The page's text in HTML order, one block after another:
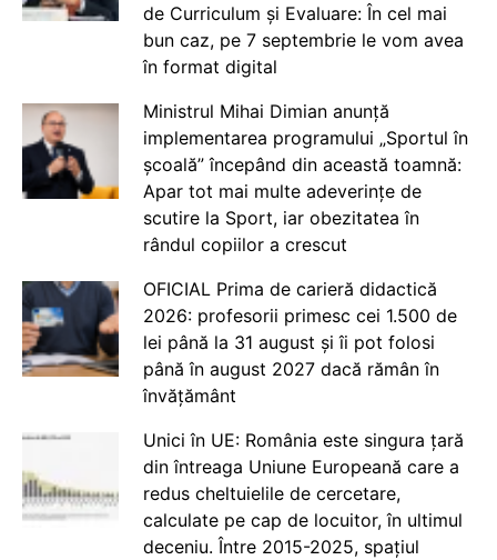
de Curriculum și Evaluare: În cel mai
bun caz, pe 7 septembrie le vom avea
în format digital
Ministrul Mihai Dimian anunță
implementarea programului „Sportul în
școală” începând din această toamnă:
Apar tot mai multe adeverințe de
scutire la Sport, iar obezitatea în
rândul copiilor a crescut
OFICIAL Prima de carieră didactică
2026: profesorii primesc cei 1.500 de
lei până la 31 august și îi pot folosi
până în august 2027 dacă rămân în
învățământ
Unici în UE: România este singura țară
din întreaga Uniune Europeană care a
redus cheltuielile de cercetare,
calculate pe cap de locuitor, în ultimul
deceniu. Între 2015-2025, spațiul